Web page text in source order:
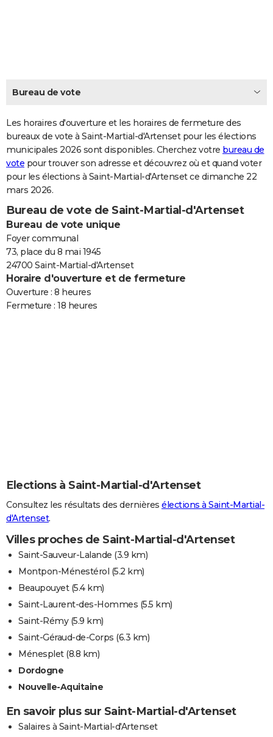
CARTE DE VOEUX
Dictionnaire
Biographies
Citations
Expressions
Proverbes
PROGRAMME TV
COPAINS D'AVANT
S'inscrire
Se connecter
Lycées
Collèges
Primaires
Universités
Entreprises
Service militaire
Avis de recherche
AVIS DE DÉCÈS
FORUM
Bricolage
Lifestyle
Culture
Sport
Auto
Television
Voyage
Cinema
Bureau de vote
Les horaires d'ouverture et les horaires de fermeture des
bureaux de vote à Saint-Martial-d'Artenset pour les élections
municipales 2026 sont disponibles. Cherchez votre bureau de
vote pour trouver son adresse et découvrez où et quand voter
pour les élections à Saint-Martial-d'Artenset ce dimanche 22
mars 2026.
Bureau de vote de Saint-Martial-d'Artenset
Bureau de vote unique
Foyer communal
73, place du 8 mai 1945
24700 Saint-Martial-d'Artenset
Horaire d'ouverture et de fermeture
Ouverture : 8 heures
Fermeture : 18 heures
Elections à Saint-Martial-d'Artenset
Consultez les résultats des dernières élections à Saint-Martial-
d'Artenset.
Villes proches de Saint-Martial-d'Artenset
Saint-Sauveur-Lalande (3.9 km)
Montpon-Ménestérol (5.2 km)
Beaupouyet(5.4 km)
Saint-Laurent-des-Hommes (5.5 km)
Saint-Rémy(5.9 km)
Saint-Géraud-de-Corps (6.3 km)
Ménesplet(8.8 km)
Dordogne
Nouvelle-Aquitaine
En savoir plus sur Saint-Martial-d'Artenset
Salaires à Saint-Martial-d'Artenset